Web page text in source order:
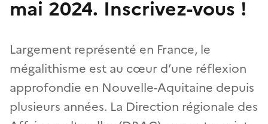
mai 2024. Inscrivez-vous !
Largement représenté en France, le
mégalithisme est au cœur d’une réflexion
approfondie en Nouvelle-Aquitaine depuis
plusieurs années. La Direction régionale des